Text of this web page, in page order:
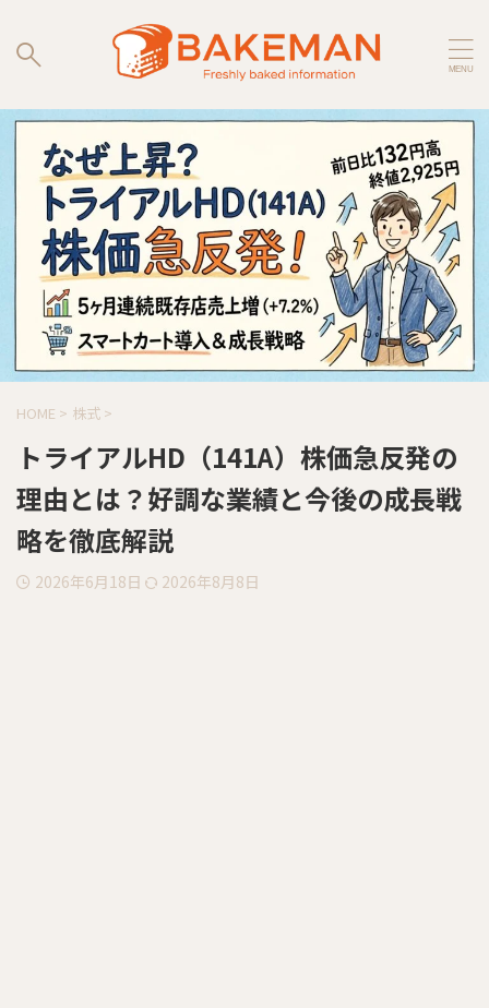
HOME > 株式 >
トライアルHD（141A）株価急反発の
理由とは？好調な業績と今後の成長戦
略を徹底解説
2026年6月18日 2026年8月8日